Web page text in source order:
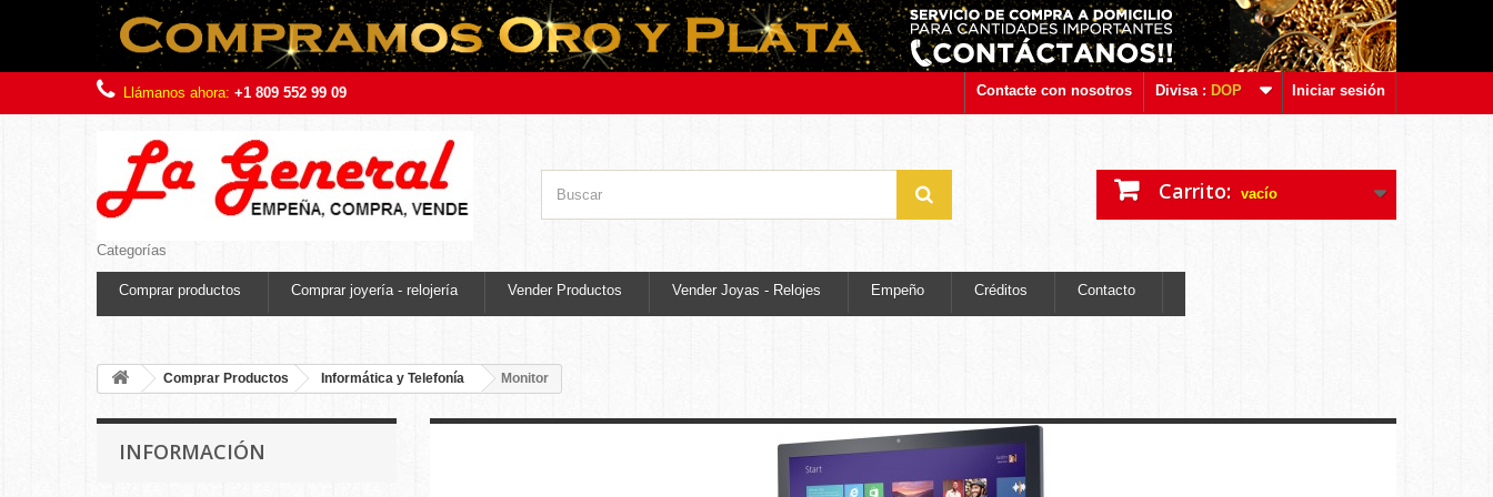
Iniciar sesión
Divisa : DOP
Contacte con nosotros
Llámanos ahora: +1 809 552 99 09
Carrito: vacío
Categorías
Comprar productos Comprar joyería - relojería Vender Productos Vender Joyas - Relojes Empeño Créditos Contacto
Comprar Productos Informática y Telefonía Monitor
INFORMACIÓN